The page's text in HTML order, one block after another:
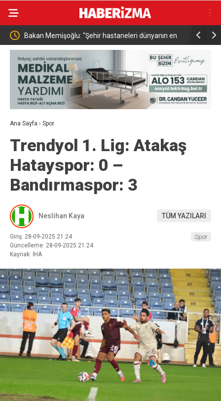
hastaneleri dünyanın en İçişleri Bakanı Çiftçi: “Yaklaşık 7 bin 500
bu yılın ilk 7 yılında yakalamış durumdayız”
Ana Sayfa › Spor
Trendyol 1. Lig: Atakaş
Hatayspor: 0 –
Bandırmaspor: 3
Neslihan Kaya TÜM YAZILARI
Giriş: 28-09-2025 21:24
Güncelleme: 28-09-2025 21:24
Kaynak: İHA
Spor